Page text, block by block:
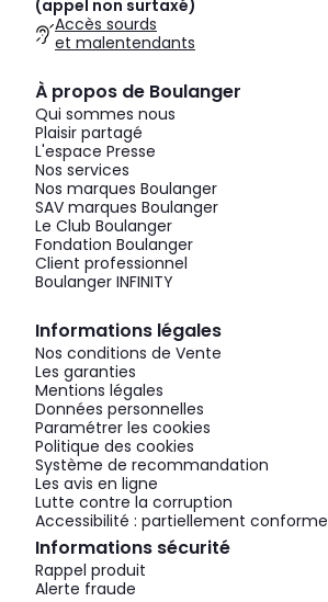
(appel non surtaxé)
Accès sourds
et malentendants
À propos de Boulanger
Qui sommes nous
Plaisir partagé
L'espace Presse
Nos services
Nos marques Boulanger
SAV marques Boulanger
Le Club Boulanger
Fondation Boulanger
Client professionnel
Boulanger INFINITY
Informations légales
Nos conditions de Vente
Les garanties
Mentions légales
Données personnelles
Paramétrer les cookies
Politique des cookies
Système de recommandation
Les avis en ligne
Lutte contre la corruption
Accessibilité : partiellement conforme
Informations sécurité
Rappel produit
Alerte fraude